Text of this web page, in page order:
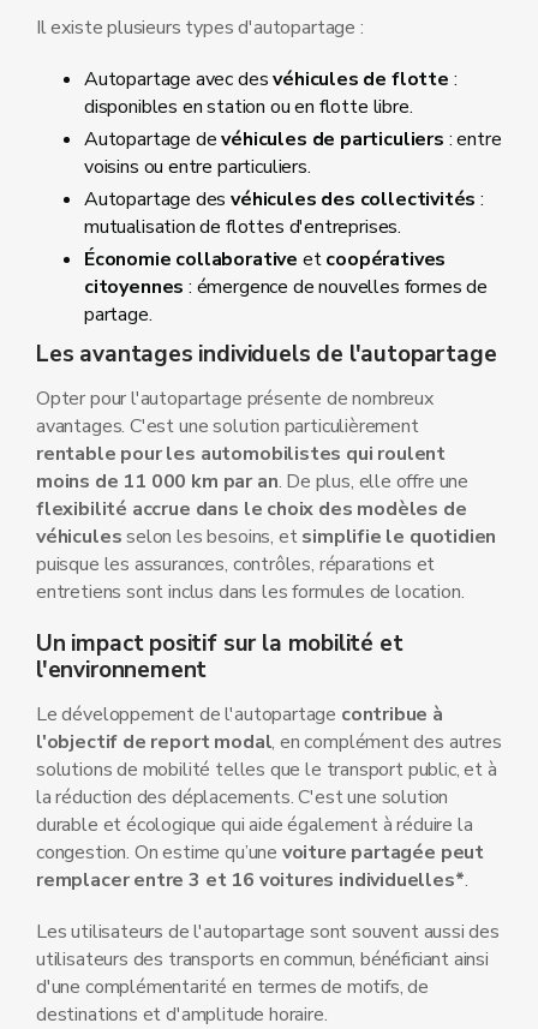
Il existe plusieurs types d'autopartage :
Autopartage avec desvéhicules de flotte :
disponibles en station ou en flotte libre.
Autopartage devéhicules de particuliers : entre
voisins ou entre particuliers.
Autopartage desvéhicules des collectivités :
mutualisation de flottes d'entreprises.
Économie collaborative etcoopératives
citoyennes : émergence de nouvelles formes de
partage.
Les avantages individuels de l'autopartage
Opter pour l'autopartage présente de nombreux
avantages. C'est une solution particulièrement
rentable pour les automobilistes qui roulent
moins de 11 000 km par an. De plus, elle offre une
flexibilité accrue dans le choix des modèles de
véhiculesselon les besoins, etsimplifie le quotidien
puisque les assurances, contrôles, réparations et
entretiens sont inclus dans les formules de location.
Un impact positif sur la mobilité et
l'environnement
Le développement de l'autopartage contribue à
l'objectif de report modal, en complément des autres
solutions de mobilité telles que le transport public, et à
la réduction des déplacements. C'est une solution
durable et écologique qui aide également à réduire la
congestion. On estime qu’une voiture partagée peut
remplacer entre 3 et 16 voitures individuelles*.
Les utilisateurs de l'autopartage sont souvent aussi des
utilisateurs des transports en commun, bénéficiant ainsi
d'une complémentarité en termes de motifs, de
destinations et d'amplitude horaire.